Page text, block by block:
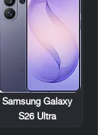
Samsung Galaxy
S26 Ultra